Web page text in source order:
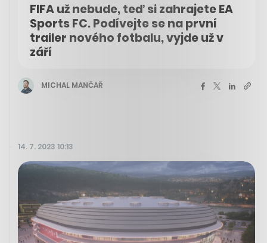
FIFA už nebude, teď si zahrajete EA
Sports FC. Podívejte se na první
trailer nového fotbalu, vyjde už v
září
MICHAL MANČAŘ
14. 7. 2023 10:13